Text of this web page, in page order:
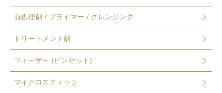
前処理剤 / プライマー / クレンジング
トリートメント剤
ツィーザー (ピンセット)
マイクロスティック